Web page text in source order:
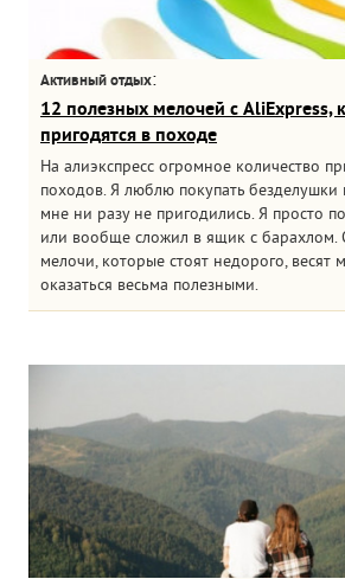
Активный отдых:
12 полезных мелочей с AliExpress,
пригодятся в походе
На алиэкспресс огромное количество
походов. Я люблю покупать безделушки
мне ни разу не пригодились. Я просто
или вообще сложил в ящик с барахлом.
мелочи, которые стоят недорого, весят
оказаться весьма полезными.